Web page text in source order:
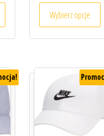
Ten produkt ma wiele wariantów.
Wybierz opcje